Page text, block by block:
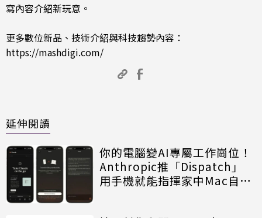
寫內容介紹新玩意。
更多數位新品、技術介紹與科技趨勢內容：
https://mashdigi.com/
延伸閱讀
你的電腦變AI專屬工作崗位！
Anthropic推「Dispatch」
用手機就能指揮家中Mac自動